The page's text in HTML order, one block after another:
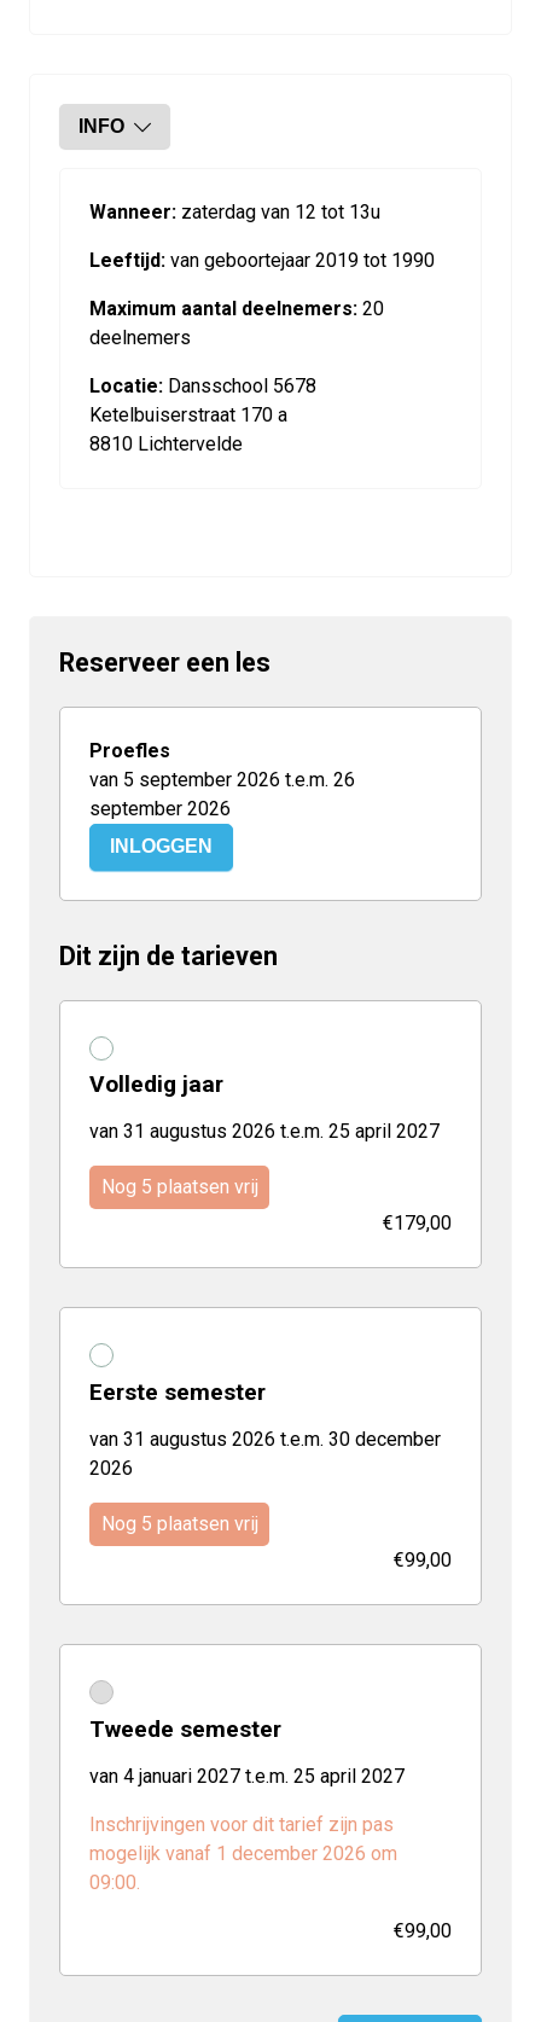
INFO
Wanneer: zaterdag van 12 tot 13u
Leeftijd: van geboortejaar 2019 tot 1990
Maximum aantal deelnemers: 20
deelnemers
Locatie: Dansschool 5678
Ketelbuiserstraat 170 a
8810 Lichtervelde
Reserveer een les
Proefles
van 5 september 2026 t.e.m. 26
september 2026
INLOGGEN
Dit zijn de tarieven
Volledig jaar
van 31 augustus 2026 t.e.m. 25 april 2027
Nog 5 plaatsen vrij
€179,00
Eerste semester
van 31 augustus 2026 t.e.m. 30 december
2026
Nog 5 plaatsen vrij
€99,00
Tweede semester
van 4 januari 2027 t.e.m. 25 april 2027
Inschrijvingen voor dit tarief zijn pas
mogelijk vanaf 1 december 2026 om
09:00.
€99,00